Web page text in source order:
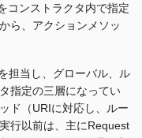
コンストラクタ内で指定
ら、アクションメソッ
担当し、グローバル、ル
指定の三層になってい
ド（URIに対応し、ルー
行以前は、主にRequest